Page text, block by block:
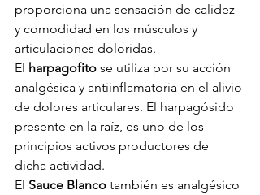
proporciona una sensación de calidez
y comodidad en los músculos y
articulaciones doloridas.
El harpagofito se utiliza por su acción
analgésica y antiinflamatoria en el alivio
de dolores articulares. El harpagósido
presente en la raíz, es uno de los
principios activos productores de
dicha actividad.
El Sauce Blanco también es analgésico